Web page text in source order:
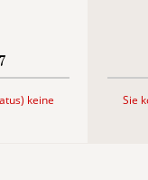
keine
Sie